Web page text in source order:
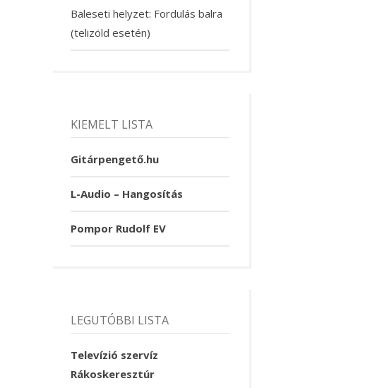
Baleseti helyzet: Fordulás balra
(telizöld esetén)
KIEMELT LISTA
Gitárpengető.hu
L-Audio – Hangosítás
Pompor Rudolf EV
LEGUTÓBBI LISTA
Televízió szervíz
Rákoskeresztúr